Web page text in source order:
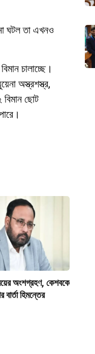
ঘটল তা এখনও
চালাচ্ছে।
অস্ত্রশস্ত্র,
ছোট
অংশগ্রহণ, কেশবকে
হিমন্তের